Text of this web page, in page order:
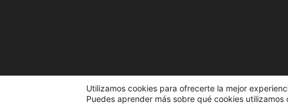
© 2023 El Portal de la Noticia. Todos los derechos
Utilizamos cookies para ofrecerte la mejor
Puedes aprender más sobre qué cookies utilizamos